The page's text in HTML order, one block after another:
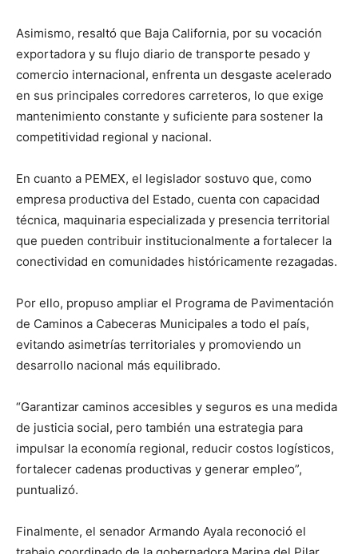
Asimismo, resaltó que Baja California, por su vocación
exportadora y su flujo diario de transporte pesado y
comercio internacional, enfrenta un desgaste acelerado
en sus principales corredores carreteros, lo que exige
mantenimiento constante y suficiente para sostener la
competitividad regional y nacional.
En cuanto a PEMEX, el legislador sostuvo que, como
empresa productiva del Estado, cuenta con capacidad
técnica, maquinaria especializada y presencia territorial
que pueden contribuir institucionalmente a fortalecer la
conectividad en comunidades históricamente rezagadas.
Por ello, propuso ampliar el Programa de Pavimentación
de Caminos a Cabeceras Municipales a todo el país,
evitando asimetrías territoriales y promoviendo un
desarrollo nacional más equilibrado.
“Garantizar caminos accesibles y seguros es una medida
de justicia social, pero también una estrategia para
impulsar la economía regional, reducir costos logísticos,
fortalecer cadenas productivas y generar empleo”,
puntualizó.
Finalmente, el senador Armando Ayala reconoció el